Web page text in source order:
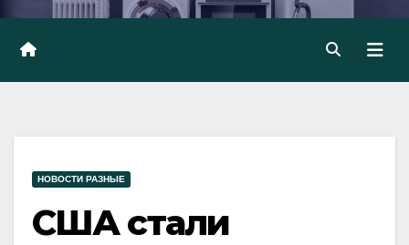
НОВОСТИ РАЗНЫЕ
США стали